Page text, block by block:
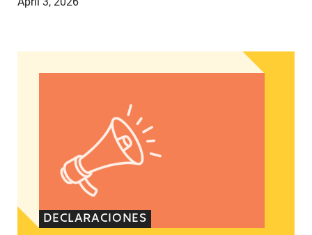
Declaración de Lupe M. Rodríguez, directora
DECLARACIONES